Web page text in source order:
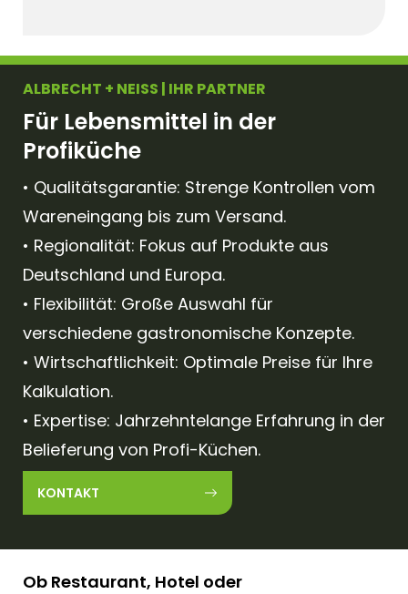
ALBRECHT + NEISS | IHR PARTNER
Für Lebensmittel in der
Profiküche
• Qualitätsgarantie: Strenge Kontrollen vom
Wareneingang bis zum Versand.
• Regionalität: Fokus auf Produkte aus
Deutschland und Europa.
• Flexibilität: Große Auswahl für
verschiedene gastronomische Konzepte.
• Wirtschaftlichkeit: Optimale Preise für Ihre
Kalkulation.
• Expertise: Jahrzehntelange Erfahrung in der
Belieferung von Profi-Küchen.
KONTAKT
Ob Restaurant, Hotel oder